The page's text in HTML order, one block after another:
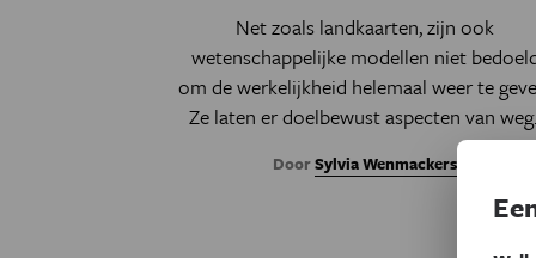
Net zoals landkaarten, zijn ook
wetenschappelijke modellen niet
om de werkelijkheid helemaal weer te
Ze laten er doelbewust aspecten van weg.
DoorSylvia Wenmackers